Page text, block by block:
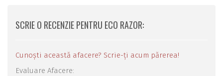
SCRIE O RECENZIE PENTRU ECO RAZOR:
Cunoști această afacere? Scrie-ți acum părerea!
Evaluare Afacere: